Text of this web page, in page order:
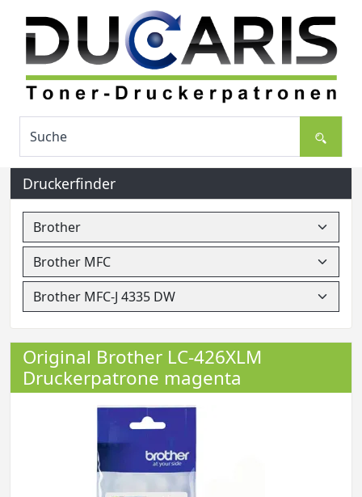
Druckerfinder
Original Brother LC-426XLM
Druckerpatrone magenta